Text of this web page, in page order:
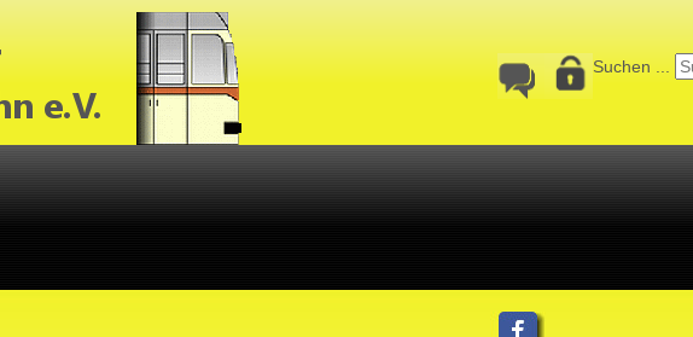
Suchen ...